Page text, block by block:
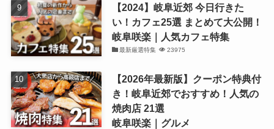
【2024】岐阜近郊 今日行きた
い！カフェ25選 まとめて大公開！
岐阜咲楽｜人気カフェ特集
最新厳選特集 23975
【2026年最新版】クーポン特典付
き！岐阜近郊でおすすめ！人気の
焼肉店 21選
岐阜咲楽｜グルメ